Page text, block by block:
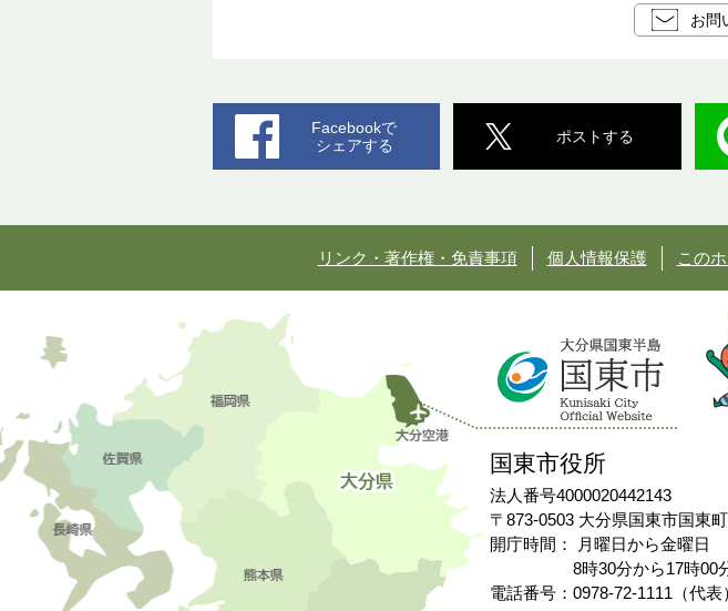
お問
Facebookで
シェアする
ポストする
リンク・著作権・免責事項 個人情報保護 この
国東市役所
法人番号4000020442143
〒873-0503 大分県国東市国東
開庁時間：
月曜日から金曜日
8時30分から17時00
電話番号：0978-72-1111（代表